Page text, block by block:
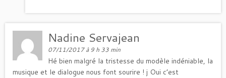
Nadine Servajean
07/11/2017 à 9 h 33 min
Hé bien malgré la tristesse du modèle indéniable, la
musique et le dialogue nous font sourire ! j Oui c’est